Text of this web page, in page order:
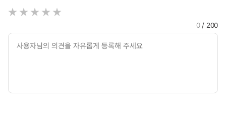
0/ 200